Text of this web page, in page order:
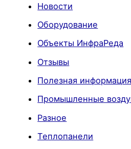
Новости
Оборудование
Объекты ИнфраРеда
Отзывы
Полезная информация
Промышленные
Разное
Теплопанели